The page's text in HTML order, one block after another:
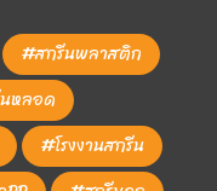
#สกรีนพลาสติก
หลอด
#โรงงานสกรีน